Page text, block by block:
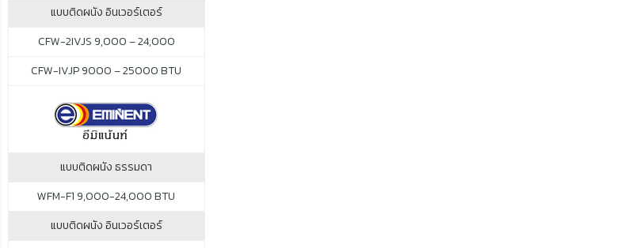
แบบติดผนัง อินเวอร์เตอร์
CFW-2IVJS 9,000 – 24,000
CFW-IVJP 9000 – 25000 BTU
แบบติดผนัง ธรรมดา
WFM-F1 9,000-24,000 BTU
แบบติดผนัง อินเวอร์เตอร์